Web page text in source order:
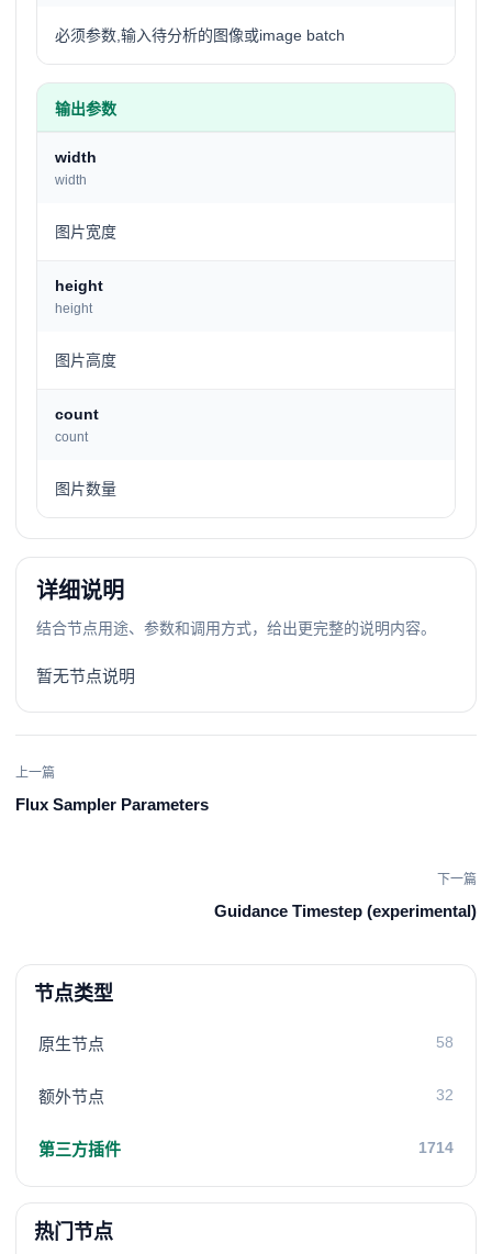
必须参数,输入待分析的图像或image batch
输出参数
width
width
图片宽度
height
height
图片高度
count
count
图片数量
详细说明
结合节点用途、参数和调用方式，给出更完整的说明内容。
暂无节点说明
上一篇
Flux Sampler Parameters
下一篇
Guidance Timestep (experimental)
节点类型
原生节点 58
额外节点 32
第三方插件 1714
热门节点